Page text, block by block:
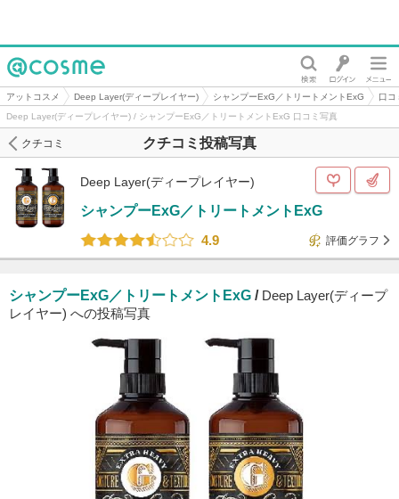
@cosme
アットコスメ Deep Layer(ディープレイヤー) シャンプーExG／トリートメントExG
口コ
Deep Layer(ディープレイヤー) / シャンプーExG／トリートメントExG 口コミ写真
クチコミ投稿写真
クチコミ
Deep Layer(ディープレイヤー)
シャンプーExG／トリートメントExG
4.9
評価グラフ
シャンプーExG／トリートメントExG / Deep Layer(ディープ
レイヤー) への投稿写真